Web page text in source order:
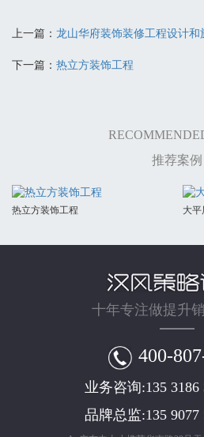
上一篇： 龙山华府装饰装修工程设计和
下一篇： 热立方装饰工程
推荐案例
热立方装饰工程 大
十年专注做提升
400-
业务咨询:135 3186
品牌总监:135 9077